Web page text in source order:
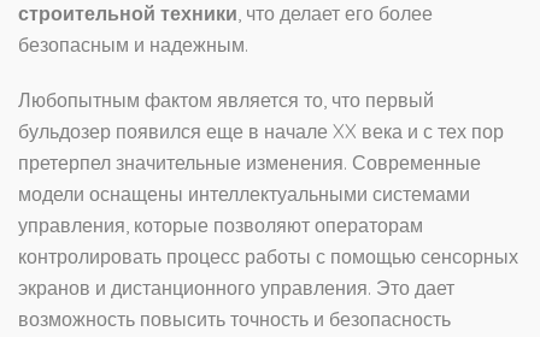
строительной техники, что делает его более
безопасным и надежным.
Любопытным фактом является то, что первый
бульдозер появился еще в начале XX века и с тех пор
претерпел значительные изменения. Современные
модели оснащены интеллектуальными системами
управления, которые позволяют операторам
контролировать процесс работы с помощью сенсорных
экранов и дистанционного управления. Это дает
возможность повысить точность и безопасность